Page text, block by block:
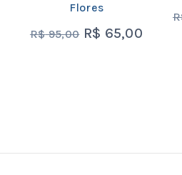
Flores
R$95,00 R$ 65,00